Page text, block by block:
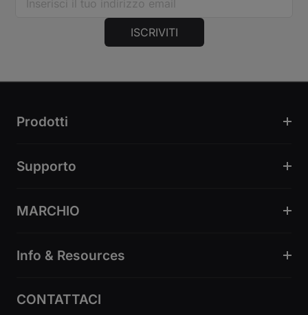
ISCRIVITI
Prodotti
Supporto
MARCHIO
Info & Resources
CONTATTACI